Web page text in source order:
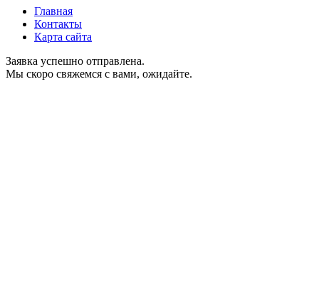
Главная
Контакты
Карта сайта
Заявка успешно отправлена.
Мы скоро свяжемся с вами, ожидайте.